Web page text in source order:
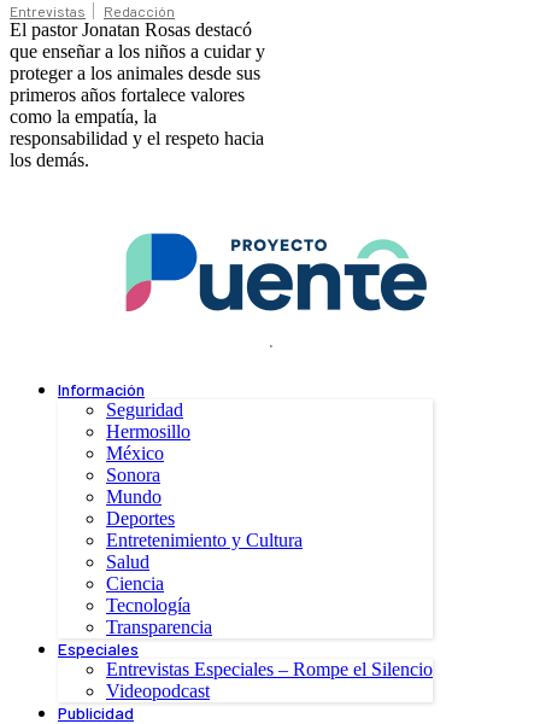
Entrevistas Redacción
El pastor Jonatan Rosas destacó
que enseñar a los niños a cuidar y
proteger a los animales desde sus
primeros años fortalece valores
como la empatía, la
responsabilidad y el respeto hacia
los demás.
.
Información
Seguridad
Hermosillo
México
Sonora
Mundo
Deportes
Entretenimiento y Cultura
Salud
Ciencia
Tecnología
Transparencia
Especiales
Entrevistas Especiales – Rompe el Silencio
Videopodcast
Publicidad